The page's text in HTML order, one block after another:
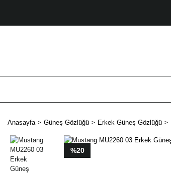
Anasayfa Güneş Gözlüğü Erkek Güneş Gözlüğü
%20